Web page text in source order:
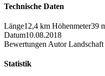
Technische Daten
Länge12,4 km Höhenmeter39
Datum10.08.2018
Bewertungen Autor Landschaft
Statistik